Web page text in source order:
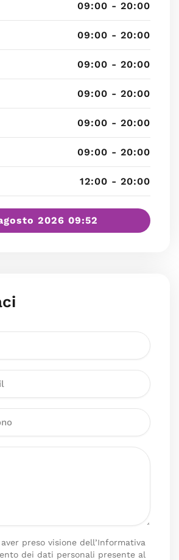
09:00 - 20:00
09:00 - 20:00
09:00 - 20:00
09:00 - 20:00
09:00 - 20:00
09:00 - 20:00
12:00 - 20:00
2026 09:52
preso visione dell’Informativa
dei dati personali presente al